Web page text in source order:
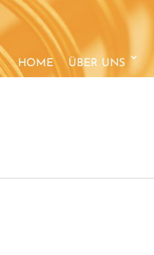
HOME ÜBER UNS